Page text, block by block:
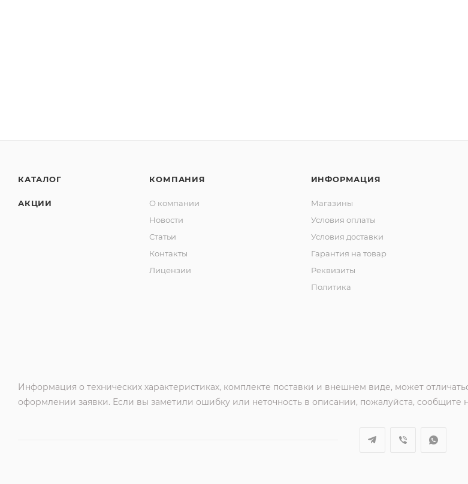
КАТАЛОГ
АКЦИИ
КОМПАНИЯ
О компании
Новости
Статьи
Контакты
Лицензии
ИНФОРМАЦИЯ
Магазины
Условия оплаты
Условия доставки
Гарантия на товар
Реквизиты
Политика
Информация о технических характеристиках, комплекте поставки и внешнем виде, может
оформлении заявки. Если вы заметили ошибку или неточность в описании, пожалуйста, сообщите